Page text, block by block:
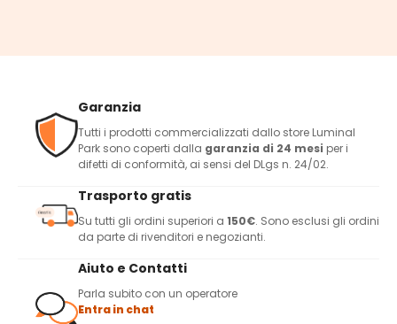
Garanzia
Tutti i prodotti commercializzati dallo store Luminal
Park sono coperti dalla garanzia di 24 mesi per i
difetti di conformità, ai sensi del DLgs n. 24/02.
Trasporto gratis
Su tutti gli ordini superiori a 150€. Sono esclusi gli ordini
da parte di rivenditori e negozianti.
Aiuto e Contatti
Parla subito con un operatore
Entra in chat